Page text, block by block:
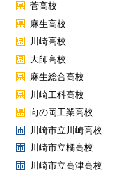
菅高校
麻生高校
川崎高校
大師高校
麻生総合高校
川崎工科高校
向の岡工業高校
川崎市立川崎高校
川崎市立橘高校
川崎市立高津高校